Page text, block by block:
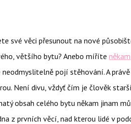
své věci přesunout na nové
většího bytu? Anebo míříteněkam
neodmyslitelně pojí stěhování. A
Není divu, vždyť čím je člověk
obsah celého bytu někam jinam
z prvních věcí, nad kterou lidé v